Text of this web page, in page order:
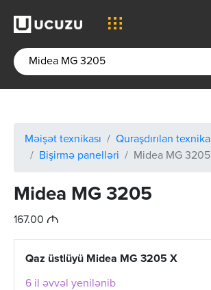
Məişət texnikası
Quraşdırılan texnika
Bişirmə panelləri
Midea MG 3205
Midea MG 3205
167.00 M
Qaz üstlüyü Midea MG 3205 X
6 il əvvəl yenilənib